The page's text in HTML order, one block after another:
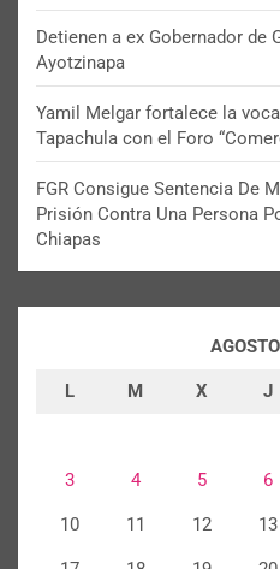
Detienen a ex Gobernador de
Ayotzinapa
Yamil Melgar fortalece la
Tapachula con el Foro
FGR Consigue Sentencia De
Prisión Contra Una Persona
Chiapas
L M X J
3 4 5 6
10 11 12 13